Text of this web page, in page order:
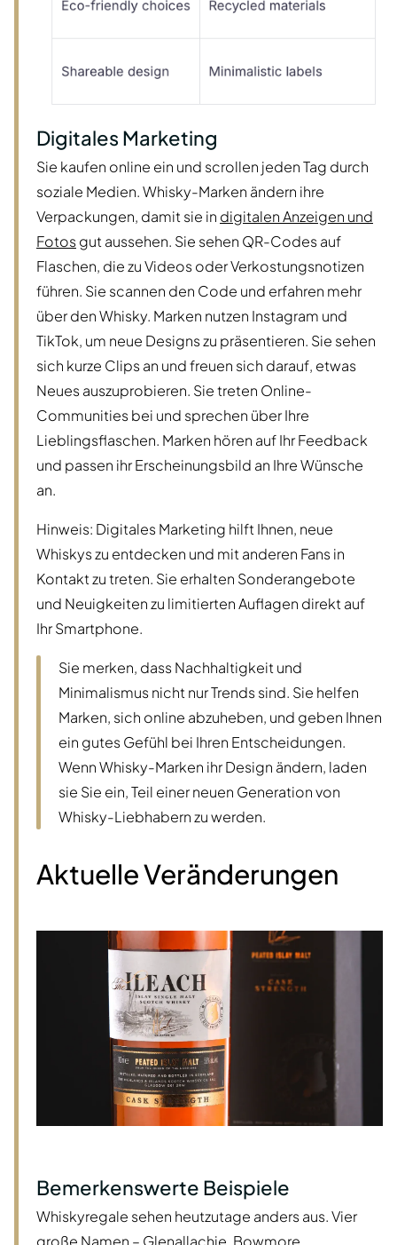
Digitales Marketing
Sie kaufen online ein und scrollen jeden Tag durch
soziale Medien. Whisky-Marken ändern ihre
Verpackungen, damit sie in digitalen Anzeigen und
Fotosgut aussehen. Sie sehen QR-Codes auf
Flaschen, die zu Videos oder Verkostungsnotizen
führen. Sie scannen den Code und erfahren mehr
über den Whisky. Marken nutzen Instagram und
TikTok, um neue Designs zu präsentieren. Sie sehen
sich kurze Clips an und freuen sich darauf, etwas
Neues auszuprobieren. Sie treten Online-
Communities bei und sprechen über Ihre
Lieblingsflaschen. Marken hören auf Ihr Feedback
und passen ihr Erscheinungsbild an Ihre Wünsche
an.
Hinweis: Digitales Marketing hilft Ihnen, neue
Whiskys zu entdecken und mit anderen Fans in
Kontakt zu treten. Sie erhalten Sonderangebote
und Neuigkeiten zu limitierten Auflagen direkt auf
Ihr Smartphone.
Sie merken, dass Nachhaltigkeit und
Minimalismus nicht nur Trends sind. Sie helfen
Marken, sich online abzuheben, und geben Ihnen
ein gutes Gefühl bei Ihren Entscheidungen.
Wenn Whisky-Marken ihr Design ändern, laden
sie Sie ein, Teil einer neuen Generation von
Whisky-Liebhabern zu werden.
Aktuelle Veränderungen
Bemerkenswerte Beispiele
Whiskyregale sehen heutzutage anders aus. Vier
große Namen – Glenallachie, Bowmore,